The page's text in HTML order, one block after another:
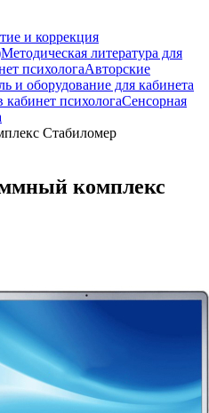
и коррекция
Методическая литература для
психологаАвторские
и оборудование для кабинета
психологаСенсорная
Стабиломер
комплекс